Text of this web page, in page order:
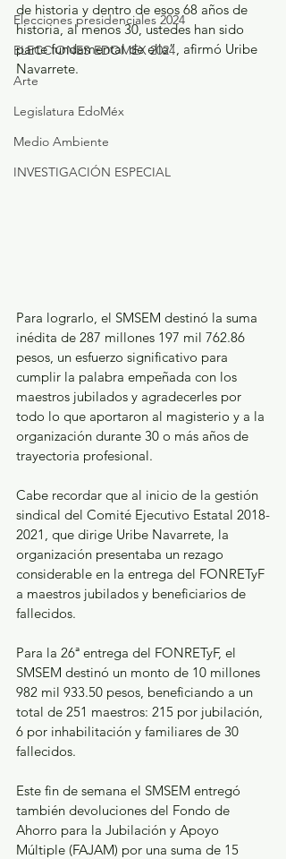
Elecciones presidenciales 2024
ELECCIONES EDOMEX 2024
Arte
Legislatura EdoMéx
Medio Ambiente
INVESTIGACIÓN ESPECIAL
de historia y dentro de esos 68 años de
historia, al menos 30, ustedes han sido
parte fundamental de ella”, afirmó Uribe
Navarrete.
Para lograrlo, el SMSEM destinó la suma
inédita de 287 millones 197 mil 762.86
pesos, un esfuerzo significativo para
cumplir la palabra empeñada con los
maestros jubilados y agradecerles por
todo lo que aportaron al magisterio y a la
organización durante 30 o más años de
trayectoria profesional.
Cabe recordar que al inicio de la gestión
sindical del Comité Ejecutivo Estatal 2018-
2021, que dirige Uribe Navarrete, la
organización presentaba un rezago
considerable en la entrega del FONRETyF
a maestros jubilados y beneficiarios de
fallecidos.
Para la 26ª entrega del FONRETyF, el
SMSEM destinó un monto de 10 millones
982 mil 933.50 pesos, beneficiando a un
total de 251 maestros: 215 por jubilación,
6 por inhabilitación y familiares de 30
fallecidos.
Este fin de semana el SMSEM entregó
también devoluciones del Fondo de
Ahorro para la Jubilación y Apoyo
Múltiple (FAJAM) por una suma de 15